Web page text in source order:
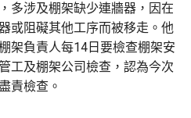
多涉及棚架缺少連牆器，因在
或阻礙其他工序而被移走。他
架負責人每14日要檢查棚架安
工及棚架公司檢查，認為今次
責檢查。